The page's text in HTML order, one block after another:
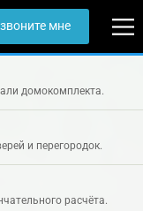
мне
домокомплекта.
и перегородок.
расчёта.